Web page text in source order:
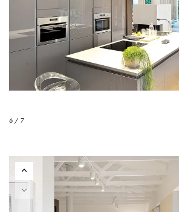
6 / 7